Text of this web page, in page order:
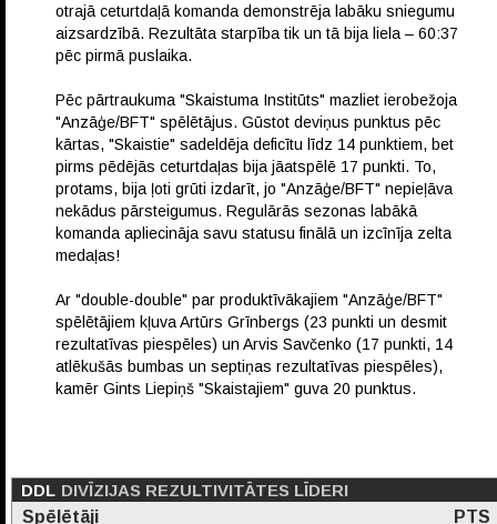
otrajā ceturtdaļā komanda demonstrēja labāku sniegumu
aizsardzībā. Rezultāta starpība tik un tā bija liela – 60:37
pēc pirmā puslaika.
Pēc pārtraukuma "Skaistuma Institūts" mazliet ierobežoja
"Anzāģe/BFT" spēlētājus. Gūstot deviņus punktus pēc
kārtas, "Skaistie" sadeldēja deficītu līdz 14 punktiem, bet
pirms pēdējās ceturtdaļas bija jāatspēlē 17 punkti. To,
protams, bija ļoti grūti izdarīt, jo "Anzāģe/BFT" nepieļāva
nekādus pārsteigumus. Regulārās sezonas labākā
komanda apliecināja savu statusu finālā un izcīnīja zelta
medaļas!
Ar "double-double" par produktīvākajiem "Anzāģe/BFT"
spēlētājiem kļuva Artūrs Grīnbergs (23 punkti un desmit
rezultatīvas piespēles) un Arvis Savčenko (17 punkti, 14
atlēkušās bumbas un septiņas rezultatīvas piespēles),
kamēr Gints Liepiņš "Skaistajiem" guva 20 punktus.
DDL DIVĪZIJAS REZULTIVITĀTES LĪDERI
Spēlētāji
PTS